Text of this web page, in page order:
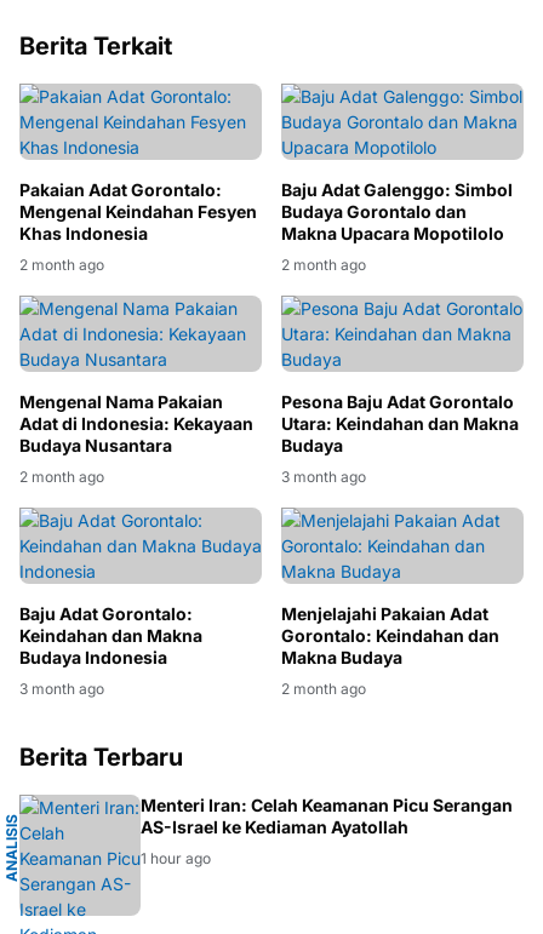
Berita Terkait
Pakaian Adat Gorontalo:
Mengenal Keindahan Fesyen
Khas Indonesia
2 month ago
Baju Adat Galenggo: Simbol
Budaya Gorontalo dan
Makna Upacara Mopotilolo
2 month ago
Mengenal Nama Pakaian
Adat di Indonesia: Kekayaan
Budaya Nusantara
2 month ago
Pesona Baju Adat Gorontalo
Utara: Keindahan dan Makna
Budaya
3 month ago
Baju Adat Gorontalo:
Keindahan dan Makna
Budaya Indonesia
3 month ago
Menjelajahi Pakaian Adat
Gorontalo: Keindahan dan
Makna Budaya
2 month ago
Berita Terbaru
A
N
A
L
I
S
I
S
G
E
O
P
O
L
I
T
IK
Menteri Iran: Celah Keamanan Picu Serangan
AS-Israel ke Kediaman Ayatollah
1 hour ago